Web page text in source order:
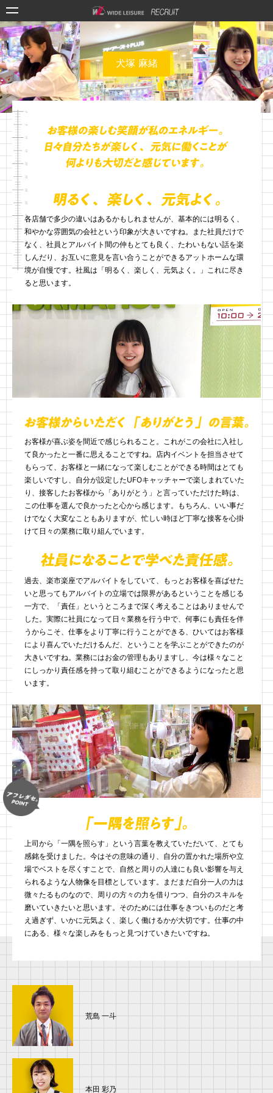
犬塚 麻緒
各店舗で多少の違いはあるかもしれませんが、基本的には明るく、
和やかな雰囲気の会社という印象が大きいですね。また社員だけで
なく、社員とアルバイト間の仲もとても良く、たわいもない話を楽
しんだり、お互いに意見を言い合うことができるアットホームな環
境が自慢です。社風は「明るく、楽しく、元気よく。」これに尽き
ると思います。
お客様が喜ぶ姿を間近で感じられること。これがこの会社に入社し
て良かったと一番に思えることですね。店内イベントを担当させて
もらって、お客様と一緒になって楽しむことができる時間はとても
楽しいですし、自分が設定したUFOキャッチャーで楽しまれていた
り、接客したお客様から「ありがとう」と言っていただけた時は、
この仕事を選んで良かったと心から感じます。もちろん、いい事だ
けでなく大変なこともありますが、忙しい時ほど丁寧な接客を心掛
けて日々の業務に取り組んでいます。
過去、楽市楽座でアルバイトをしていて、もっとお客様を喜ばせた
いと思ってもアルバイトの立場では限界があるということを感じる
一方で、「責任」というところまで深く考えることはありませんで
した。実際に社員になって日々業務を行う中で、何事にも責任を伴
うからこそ、仕事をより丁寧に行うことができる、ひいてはお客様
により喜んでいただけるんだ、ということを学ぶことができたのが
大きいですね。業務にはお金の管理もありますし、今は様々なこと
にしっかり責任感を持って取り組むことができるようになったと思
います。
上司から「一隅を照らす」という言葉を教えていただいて、とても
感銘を受けました。今はその意味の通り、自分の置かれた場所や立
場でベストを尽くすことで、自然と周りの人達にも良い影響を与え
られるような人物像を目標としています。まだまだ自分一人の力は
微々たるものなので、周りの方々の力を借りつつ、自分のスキルを
磨いていきたいと思います。そのためには仕事をきついものだと考
え過ぎず、いかに元気よく、楽しく働けるかが大切です。仕事の中
にある、様々な楽しみをもっと見つけていきたいですね。
荒島 一斗
本田 彩乃